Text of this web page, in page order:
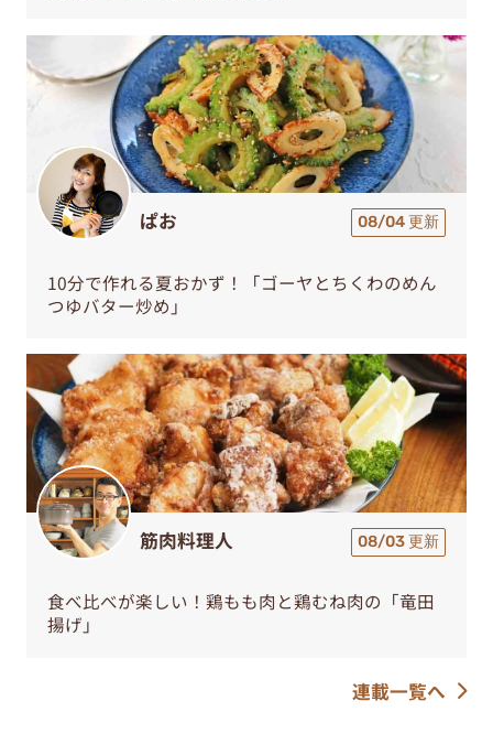
ぱお 08/04 更新
10分で作れる夏おかず！「ゴーヤとちくわのめん
つゆバター炒め」
筋肉料理人 08/03 更新
食べ比べが楽しい！鶏もも肉と鶏むね肉の「竜田
揚げ」
連載一覧へ